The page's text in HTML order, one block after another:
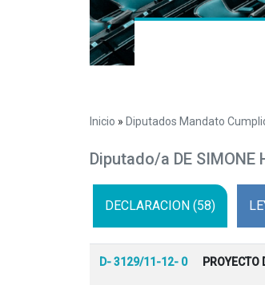
Inicio » Diputados Mandato
Diputado/a DE SIMONE
DECLARACION (58)
D- 3129/11-12- 0 PROYECTO